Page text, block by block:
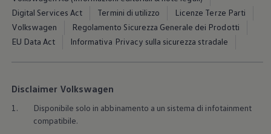
Polizza Protezione Credito
Assicurazione GAP Protezioneventi
Estensione Garanzia Usato
Furto e incendio
Sistemi di Identificazione Veicolo
Trasporto persone con disabilità
Veicoli in pronta consegna
Mobilità elettrica e Ibrida Plug-In
Digital Services Act
Termini di utilizzo
Licenze Terze Parti
Volkswagen
Regolamento Sicurezza Generale dei Prodotti
EU Data Act
Informativa Privacy sulla sicurezza stradale
Disclaimer Volkswagen
1.
Disponibile solo in abbinamento a un sistema di infotainment
compatibile.